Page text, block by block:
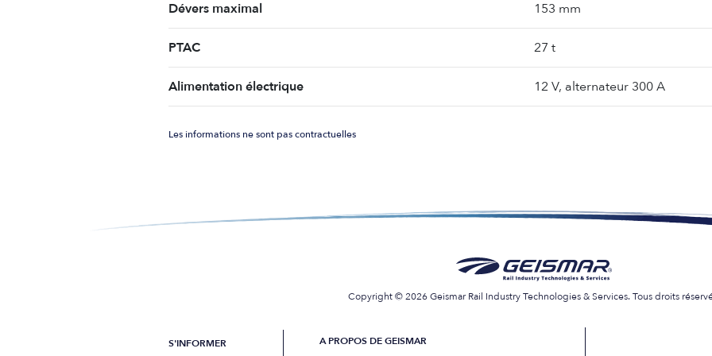
Dévers maximal 153 mm
PTAC 27 t
Alimentation électrique 12 V, alternateur 300 A
Les informations ne sont pas contractuelles
Copyright © 2026 Geismar Rail Industry Technologies & Services. Tous droits
S'INFORMER A PROPOS DE GEISMAR